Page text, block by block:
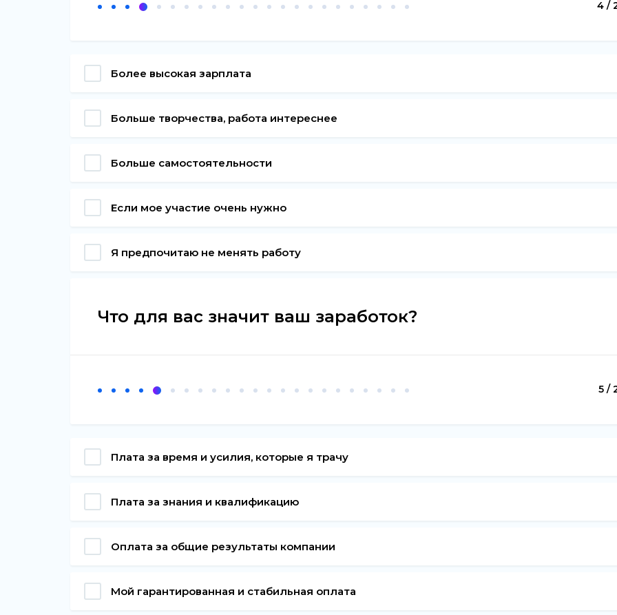
4 /
Более высокая зарплата
Больше творчества, работа интереснее
Больше самостоятельности
Если мое участие очень нужно
Я предпочитаю не менять работу
Что для вас значит ваш заработок?
5 /
Плата за время и усилия, которые я трачу
Плата за знания и квалификацию
Оплата за общие результаты компании
Мой гарантированная и стабильная оплата